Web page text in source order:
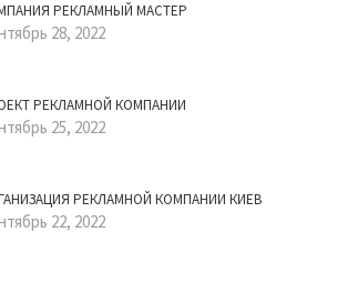
РЕКЛАМНЫЙ МАСТЕР
28, 2022
РЕКЛАМНОЙ КОМПАНИИ
25, 2022
РЕКЛАМНОЙ КОМПАНИИ КИЕВ
22, 2022